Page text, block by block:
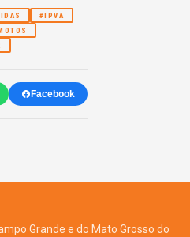
#IPVA
Facebook
Grande e do Mato Grosso do